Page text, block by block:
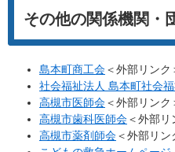
その他の関係機関・
島本町商工会＜外部リンク
社会福祉法人 島本町社会
高槻市医師会＜外部リンク
高槻市歯科医師会＜外部リ
高槻市薬剤師会＜外部リン